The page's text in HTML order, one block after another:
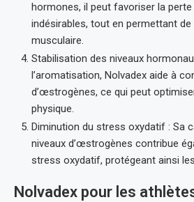
hormones, il peut favoriser la
indésirables, tout en permettant
musculaire.
Stabilisation des niveaux
l’aromatisation, Nolvadex aide à
d’œstrogènes, ce qui peut
physique.
Diminution du stress oxydatif : Sa
niveaux d’œstrogènes contribue
stress oxydatif, protégeant ainsi
Nolvadex pour les